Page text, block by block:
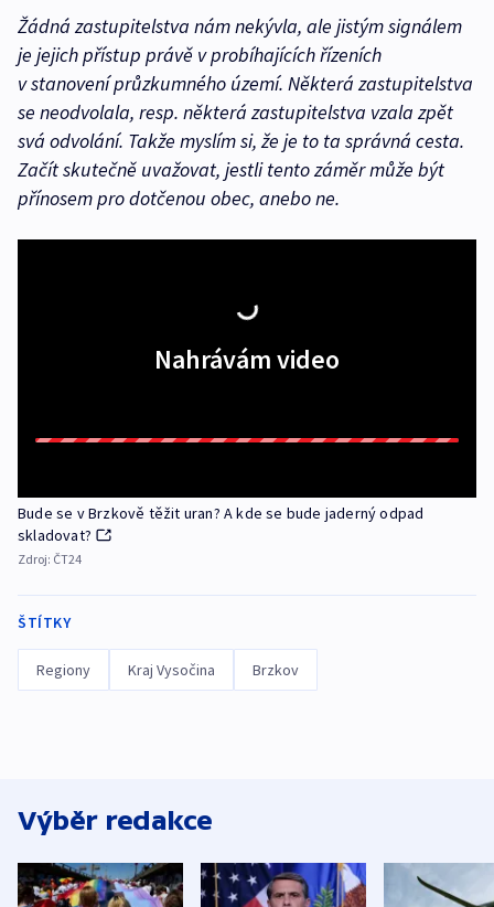
Žádná zastupitelstva nám nekývla, ale jistým signálem
je jejich přístup právě v probíhajících řízeních
v stanovení průzkumného území. Některá zastupitelstva
se neodvolala, resp. některá zastupitelstva vzala zpět
svá odvolání. Takže myslím si, že je to ta správná cesta.
Začít skutečně uvažovat, jestli tento záměr může být
přínosem pro dotčenou obec, anebo ne.
Nahrávám video
Bude se v Brzkově těžit uran? A kde se bude jaderný odpad
skladovat?
Zdroj: ČT24
ŠTÍTKY
Regiony Kraj Vysočina Brzkov
Výběr redakce